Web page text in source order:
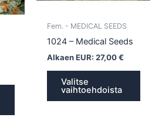
valinnat
Fem. - MEDICAL SEEDS
1024 – Medical Seeds
Alkaen EUR: 27,00€
Valitse
vaihtoehdoista